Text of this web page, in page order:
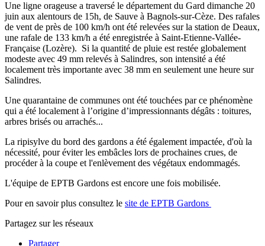
Une ligne orageuse a traversé le département du Gard dimanche 20
juin aux alentours de 15h, de Sauve à Bagnols-sur-Cèze. Des rafales
de vent de près de 100 km/h ont été relevées sur la station de Deaux,
une rafale de 133 km/h a été enregistrée à Saint-Etienne-Vallée-
Française (Lozère). Si la quantité de pluie est restée globalement
modeste avec 49 mm relevés à Salindres, son intensité a été
localement très importante avec 38 mm en seulement une heure sur
Salindres.
Une quarantaine de communes ont été touchées par ce phénomène
qui a été localement à l’origine d’impressionnants dégâts : toitures,
arbres brisés ou arrachés...
La ripisylve du bord des gardons a été également impactée, d'où la
nécessité, pour éviter les embâcles lors de prochaines crues, de
procéder à la coupe et l'enlèvement des végétaux endommagés.
L'équipe de EPTB Gardons est encore une fois mobilisée.
Pour en savoir plus consultez le site de EPTB Gardons
Partagez sur les réseaux
Partager